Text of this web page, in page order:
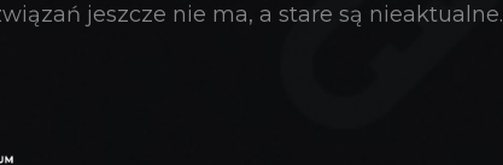
jeszcze nie ma, a stare są nieaktualne.